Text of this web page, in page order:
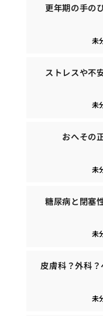
更年期の手の
未
ストレスや不
未
おへその
未
糖尿病と閉塞
未
皮膚科？外科
未